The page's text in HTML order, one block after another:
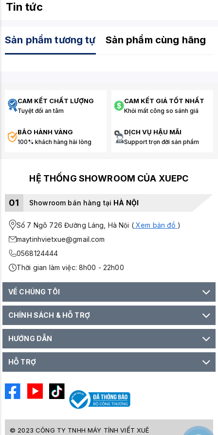
Tin tức
Sản phẩm tương tự Sản phẩm cùng hãng
CAM KẾT CHẤT LƯỢNG
Tuyệt đối an tâm
CAM KẾT GIÁ TỐT NHẤT
Khỏi mất công so sánh giá
BẢO HÀNH VÀNG
100% khách hàng hài lòng
DỊCH VỤ HẬU MÃI
Support trọn đời sản phẩm
HỆ THỐNG SHOWROOM CỦA XUEPC
01 Showroom bán hàng tại HÀ NỘI
Số 7 Ngõ 726 Đường Láng, Hà Nội (Xem bản đồ )
maytinhvietxue@gmail.com
0568124444
Thời gian làm việc: 8h00 - 22h00
VỀ CHÚNG TÔI
CHÍNH SÁCH & HỖ TRỢ
HƯỚNG DẪN
HỖ TRỢ
© 2023 CÔNG TY TNHH MÁY TÍNH VIẾT XUÊ